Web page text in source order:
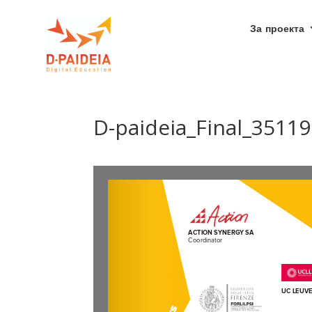
За проекта
D-